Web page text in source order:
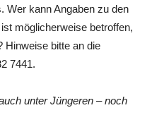
Wer kann Angaben zu den
möglicherweise betroffen,
Hinweise bitte an die
7441.
unter Jüngeren – noch